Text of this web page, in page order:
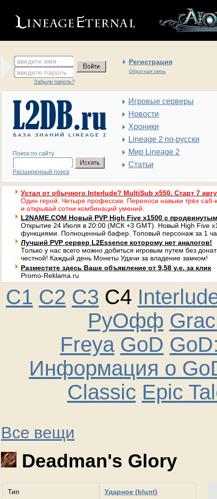
введите имя Регистрация
Обратная связь
введите пароль
Забыли пароль?
Поиск по сайту
Расширенный поиск
Игровые серверы
Новости
Хроники
Lineage 2 по-русски
Мир Lineage 2
Статьи
Устал от обычного Interlude? MultiSub x550. Старт 7
Один герой. Четыре профессии. Переноси навыки трёх саб-
и открывай сотни комбинаций умений.
L2NAME.COM Новый PVP High Five x1500 с
Открытие 24 Июля в 20:00 (МСК +3 GMT). Новый High Five
функциями. Полноценный бафер. Топовый персонаж за 1
Лучший PVP сервер L2Essence которому нет аналогов!
Только у нас всего можно добиться игровым путем без
честной! Каждый день Монеты Удачи за владение замком!
Разместите здесь Ваше объявление от 9,58 у.е. за клик
Promo-Reklama.ru
C1 C2 C3 C4
РуОфф
Freya GoD
Информация о
Classic Epic
Все вещи
Deadman's Glory
Тип Ударное (blunt)